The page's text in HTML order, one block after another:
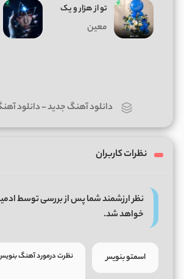
تو از هزار و یک
معین
دانلود آهنگ جدید-دانلود
نظرات کاربران
نظر ارزشمند شما پس از بررسی توسط
خواهد شد.